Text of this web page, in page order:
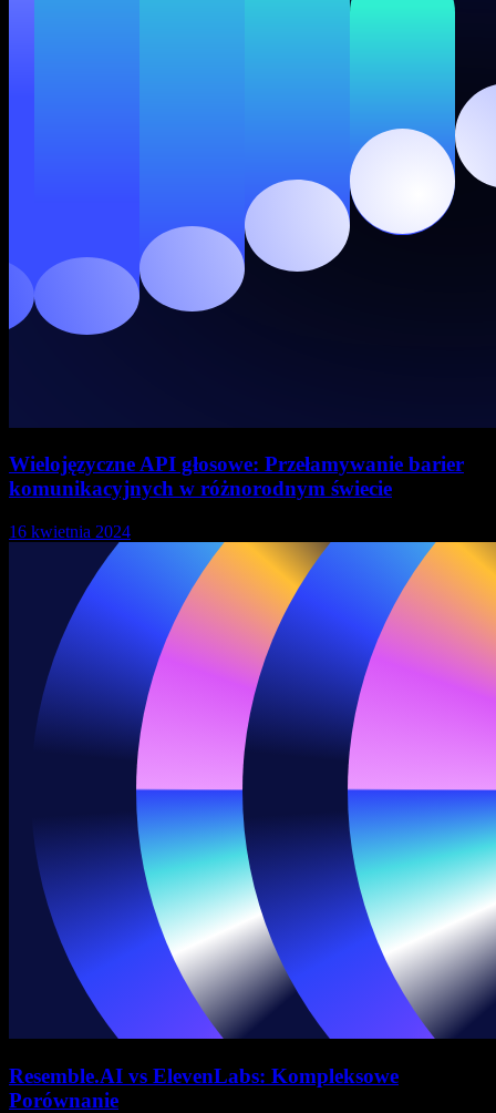
Wielojęzyczne API głosowe: Przełamywanie barier
komunikacyjnych w różnorodnym świecie
16 kwietnia 2024
Resemble.AI vs ElevenLabs: Kompleksowe
Porównanie